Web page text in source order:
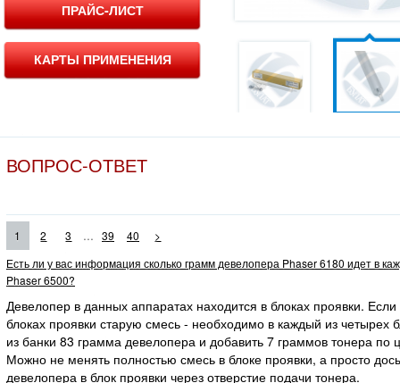
ПРАЙС-ЛИСТ
КАРТЫ ПРИМЕНЕНИЯ
ВОПРОС-ОТВЕТ
1 2 3 ... 39 40
>
Есть ли у вас информация сколько грамм девелопера Phaser 6180 идет в
Phaser 6500?
Девелопер в данных аппаратах находится в блоках проявки.
блоках проявки старую смесь - необходимо в каждый из четырех
из банки 83 грамма девелопера и добавить 7 граммов тонера по
Можно не менять полностью смесь в блоке проявки, а просто
девелопера в блок проявки через отверстие подачи тонера.